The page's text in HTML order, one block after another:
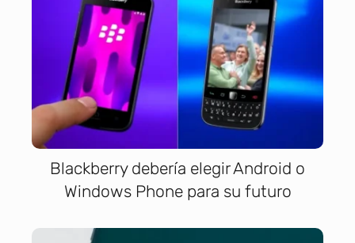
Blackberry debería elegir Android o
Windows Phone para su futuro